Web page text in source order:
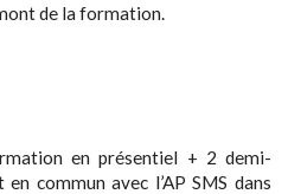
de la formation.
en présentiel + 2 demi-
en commun avec l’AP SMS dans